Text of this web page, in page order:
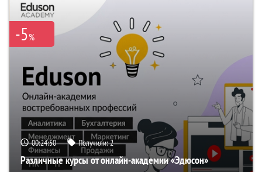
-5%
00:24:49 Получили:2
Различные курсы от онлайн-академии «Эдюсон»